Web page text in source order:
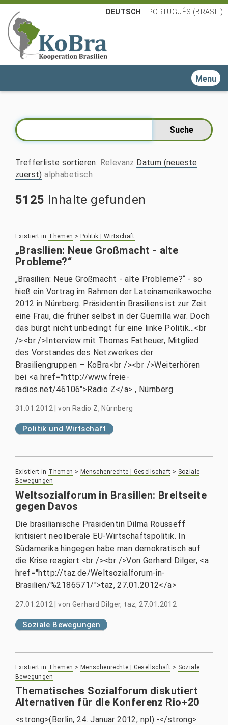
DEUTSCH PORTUGUÊS (BRASIL)
Toggle
Trefferliste sortieren: Relevanz Datum (neueste
zuerst) alphabetisch
5125 Inhalte gefunden
Existiert in Themen > Politik | Wirtschaft
„Brasilien: Neue Großmacht - alte
Probleme?“
„Brasilien: Neue Großmacht - alte Probleme?“ - so
hieß ein Vortrag im Rahmen der Lateinamerikawoche
2012 in Nünrberg. Präsidentin Brasiliens ist zur Zeit
eine Frau, die früher selbst in der Guerrilla war. Doch
das bürgt nicht unbedingt für eine linke Politik...<br
/><br />Interview mit Thomas Fatheuer, Mitglied
des Vorstandes des Netzwerkes der
Brasiliengruppen – KoBra<br /><br />Weiterhören
bei <a href="http://www.freie-
radios.net/46106">Radio Z</a> , Nürnberg
31.01.2012 |von Radio Z, Nürnberg
Politik und Wirtschaft
Existiert in Themen > Menschenrechte | Gesellschaft > Soziale
Bewegungen
Weltsozialforum in Brasilien: Breitseite
gegen Davos
Die brasilianische Präsidentin Dilma Rousseff
kritisiert neoliberale EU-Wirtschaftspolitik. In
Südamerika hingegen habe man demokratisch auf
die Krise reagiert.<br /><br />Von Gerhard Dilger, <a
href="http://taz.de/Weltsozialforum-in-
Brasilien/%2186571/">taz, 27.01.2012</a>
27.01.2012 |von Gerhard Dilger, taz, 27.01.2012
Soziale Bewegungen
Existiert in Themen > Menschenrechte | Gesellschaft > Soziale
Bewegungen
Thematisches Sozialforum diskutiert
Alternativen für die Konferenz Rio+20
<strong>(Berlin, 24. Januar 2012, npl).-</strong>